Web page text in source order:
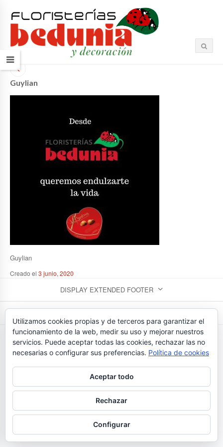
Guylian
Guylian
Creado el 3 junio, 2020
DISPLAY EXTENDED FOOTER
FLORISTERIAS BEDUNIA - TEL. 923 26 43 24
Utilizamos cookies propias y de terceros para garantizar el
funcionamiento de la web, medir su uso y mejorar nuestros
servicios. Puede aceptar todas las cookies, rechazar las no
necesarias o configurar sus preferencias. Política de cookies
Aceptar todo
Rechazar
Configurar